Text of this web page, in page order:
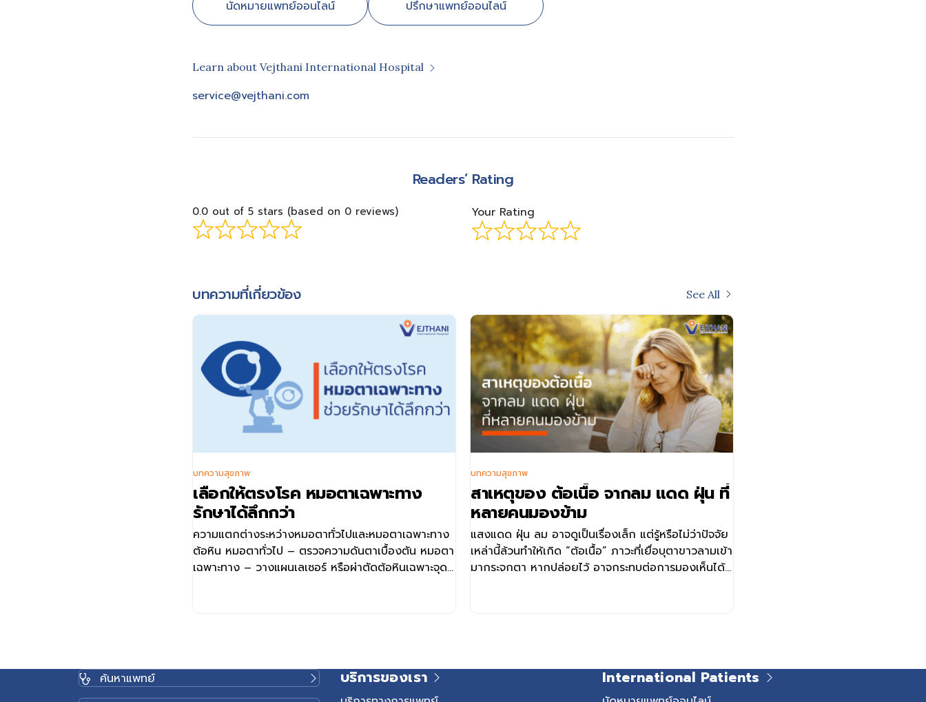
นัดหมายแพทย์ออนไลน์ ปรึกษาแพทย์ออนไลน์
Learn about Vejthani International Hospital
service@vejthani.com
Readers’ Rating
0.0 out of 5 stars (based on 0 reviews) Your Rating
บทความที่เกี่ยวข้อง See All
เลือกให้ตรงโรค หมอตาเฉพาะทาง
รักษาได้ลึกกว่า
ความแตกต่างระหว่างหมอตาทั่วไปและหมอตาเฉพาะทาง
ต้อหิน หมอตาทั่วไป – ตรวจความดันตาเบื้องตัน หมอตา
เฉพาะทาง – วางแผนเลเซอร์ หรือผ่าตัดต้อหินเฉพาะจุด
อักเสบของกระจกตา เช่น จากการติดเชื้อ ฝุ่นเข้าตา
หรือใส่คอนแทคเลนส์ไม่ถูกวิธี หมอตาเฉพาะทาง –
บทความสุขภาพ
สาเหตุของ ต้อเนื้อ จากลม แดด ฝุ่น ที่
หลายคนมองข้าม
แสงแดด ฝุ่น ลม อาจดูเป็นเรื่องเล็ก แต่รู้หรือไม่ว่าปัจจัย
เหล่านี้ล้วนทำให้เกิด “ต้อเนื้อ” ภาวะที่เยื่อบุตาขาวลามเข้า
มากระจกตา หากปล่อยไว้ อาจกระทบต่อการมองเห็นได้
หรือเกิดภาวะสายตาเอียงได้ ต้อเนื้อ vs ต้อลม
(Pinguecula) แตกต่างกันอย่างไร? • ต้อลม
บทความสุขภาพ
ค้นหาแพทย์ บริการของเรา International Patients